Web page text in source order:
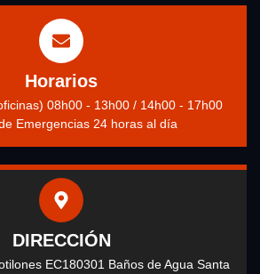
Horarios
08h00 - 13h00 / 14h00 - 17h00
Emergencias 24 horas al día
DIRECCIÓN
EC180301 Baños de Agua Santa